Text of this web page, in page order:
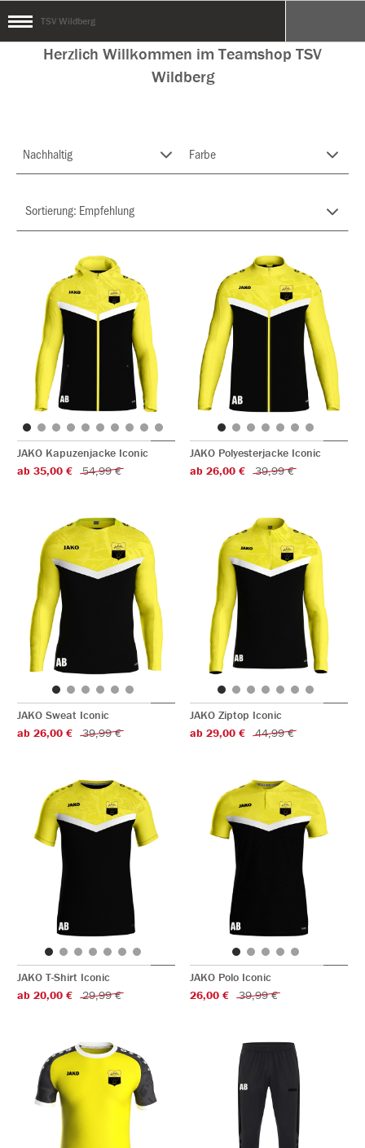
TSV Wildberg
Herzlich Willkommen im Teamshop TSV
Wildberg
Nachhaltig Farbe
JAKO Kapuzenjacke Iconic
ab 35,00 €
54,99 €
JAKO Polyesterjacke Iconic
ab 26,00 €
39,99 €
JAKO Sweat Iconic
ab 26,00 €
39,99 €
JAKO Ziptop Iconic
ab 29,00 €
44,99 €
JAKO T-Shirt Iconic
ab 20,00 €
29,99 €
JAKO Polo Iconic
26,00 €
39,99 €